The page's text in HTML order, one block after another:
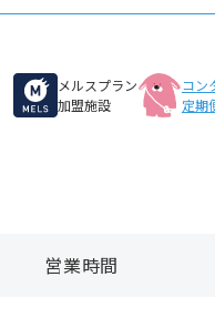
メルスプラン
加盟施設
コン
定期
営業時間